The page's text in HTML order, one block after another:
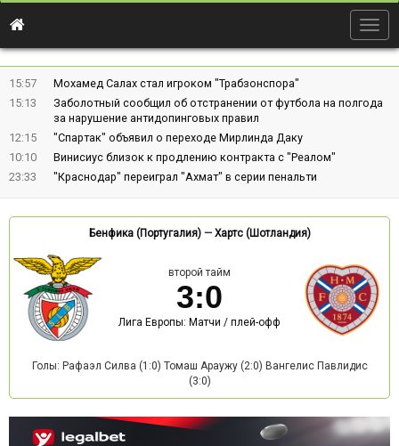
15:57
Мохамед Салах стал игроком "Трабзонспора"
15:13
Заболотный сообщил об отстранении от футбола на полгода
за нарушение антидопинговых правил
12:15
"Спартак" объявил о переходе Мирлинда Даку
10:10
Винисиус близок к продлению контракта с "Реалом"
23:33
"Краснодар" переиграл "Ахмат" в серии пенальти
Бенфика (Португалия)— Хартс (Шотландия)
второй тайм
3:0
Лига Европы: Матчи / плей-офф
Голы: Рафаэл Силва (1:0) Томаш Араужу (2:0) Вангелис Павлидис
(3:0)